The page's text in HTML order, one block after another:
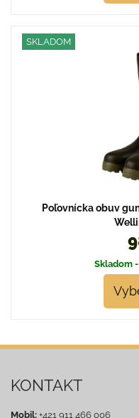
SKLADOM
Poľovnícka obuv
Skladom
KONTAKT
Mobil: +421 911 466 006